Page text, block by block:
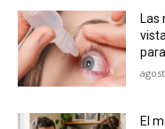
Las
El